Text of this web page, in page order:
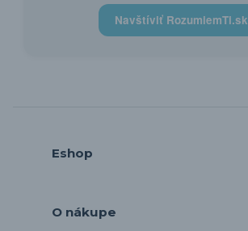
Navštíviť RozumiemTi.sk
Eshop
O nákupe